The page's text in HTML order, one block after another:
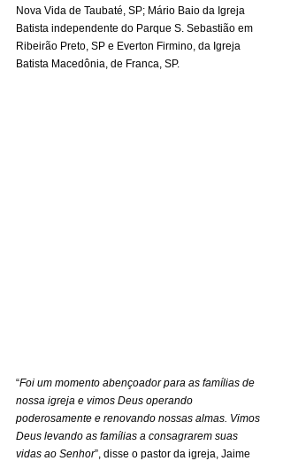
Nova Vida de Taubaté, SP; Mário Baio da Igreja
Batista independente do Parque S. Sebastião em
Ribeirão Preto, SP e Everton Firmino, da Igreja
Batista Macedônia, de Franca, SP.
“Foi um momento abençoador para as famílias de
nossa igreja e vimos Deus operando
poderosamente e renovando nossas almas. Vimos
Deus levando as famílias a consagrarem suas
vidas ao Senhor”, disse o pastor da igreja, Jaime